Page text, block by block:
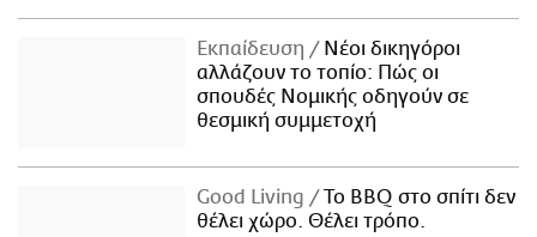
Εκπαίδευση
Νέοι δικηγόροι
αλλάζουν το τοπίο: Πώς οι
σπουδές Νομικής οδηγούν σε
θεσμική συμμετοχή
Good Living
Το BBQ στο σπίτι δεν
θέλει χώρο. Θέλει τρόπο.